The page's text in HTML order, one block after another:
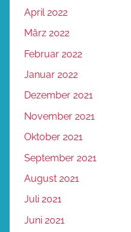
April 2022
März 2022
Februar 2022
Januar 2022
Dezember 2021
November 2021
Oktober 2021
September 2021
August 2021
Juli 2021
Juni 2021